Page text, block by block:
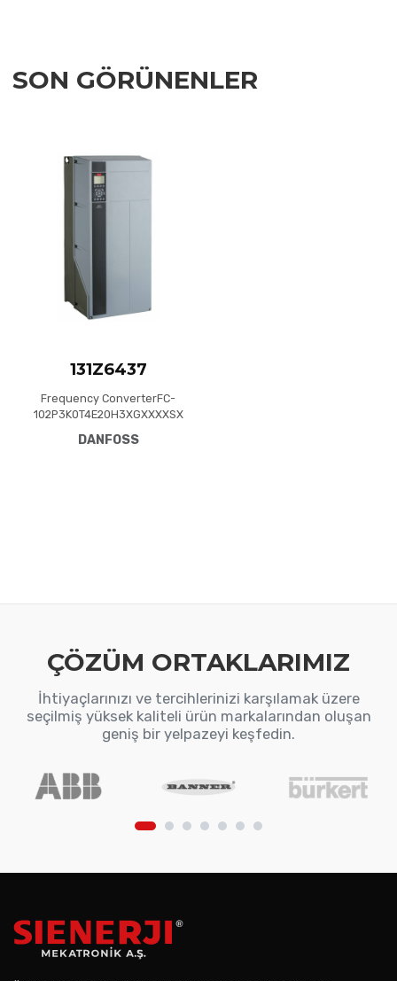
SON GÖRÜNENLER
131Z6437
Frequency ConverterFC-
102P3K0T4E20H3XGXXXXSX
HVAC Drive FC-102(P3K0) 3.0
DANFOSS
ÇÖZÜM ORTAKLARIMIZ
İhtiyaçlarınızı ve tercihlerinizi karşılamak üzere
seçilmiş yüksek kaliteli ürün markalarından oluşan
geniş bir yelpazeyi keşfedin.